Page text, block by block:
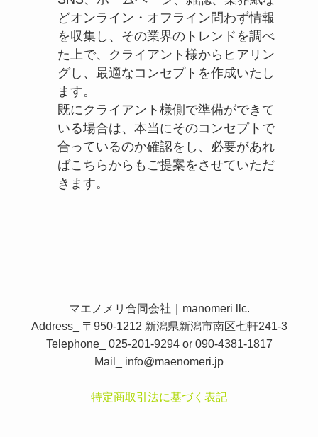
どオンライン・オフライン問わず情報
を収集し、その業界のトレンドを調べ
た上で、クライアント様からヒアリン
グし、最適なコンセプトを作成いたし
ます。
既にクライアント様側で準備ができて
いる場合は、本当にそのコンセプトで
合っているのか確認をし、必要があれ
ばこちらからもご提案をさせていただ
きます。
マエノメリ合同会社｜manomeri llc.
Address_ 〒950-1212 新潟県新潟市南区七軒241-3
Telephone_ 025-201-9294 or 090-4381-1817
Mail_ info@maenomeri.jp
特定商取引法に基づく表記